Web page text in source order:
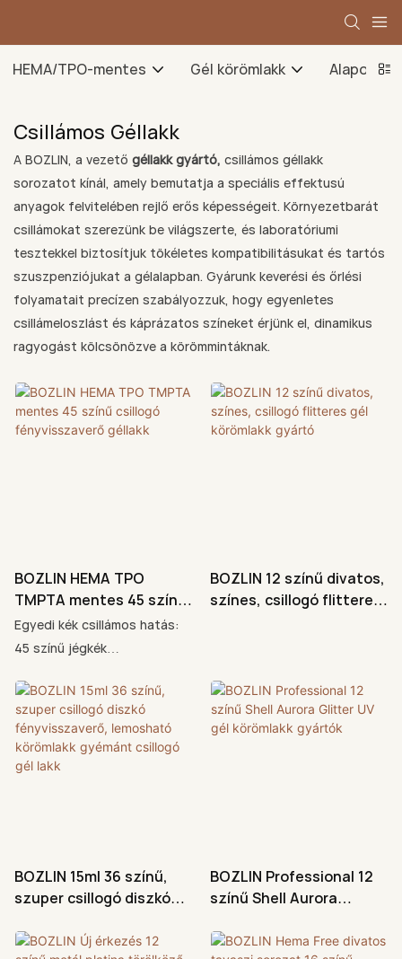
HEMA/TPO-mentes Gél körömlakk Alapozó
Csillámos Géllakk
A BOZLIN, a vezető géllakk gyártó, csillámos géllakk
sorozatot kínál, amely bemutatja a speciális effektusú
anyagok felvitelében rejlő erős képességeit. Környezetbarát
csillámokat szerezünk be világszerte, és laboratóriumi
tesztekkel biztosítjuk tökéletes kompatibilitásukat és tartós
szuszpenziójukat a gélalapban. Gyárunk keverési és őrlési
folyamatait precízen szabályozzuk, hogy egyenletes
csillámeloszlást és káprázatos színeket érjünk el, dinamikus
ragyogást kölcsönözve a körömmintáknak.
BOZLIN HEMA TPO
TMPTA mentes 45 színű
csillogó fényvisszaverő
géllakk
Egyedi kék csillámos hatás:
45 színű jégkék
körömlakk, amely elbűvölő
kék, törött gyémánt hatást
kelt ultrafinom
gyémántcsillámmal. Minden
flakonnal több megjelenés is
létrehozható. A
hagyományos csillámos
gélekhez képest a magas
BOZLIN 12 színű divatos,
színes, csillogó flitteres
BOZLIN 15ml 36 színű,
szuper csillogó diszkó
lemosható körömlakk
BOZLIN Professional 12
színű Shell Aurora
gyártók